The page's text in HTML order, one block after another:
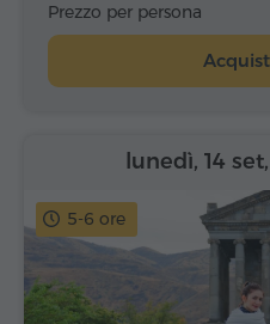
Prezzo per persona
5-6 ore
lunedì, 14